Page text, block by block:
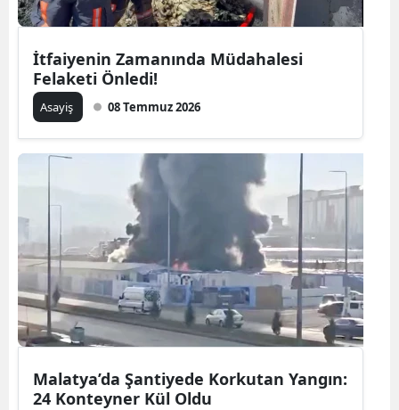
İtfaiyenin Zamanında Müdahalesi
Felaketi Önledi!
Asayiş 08 Temmuz 2026
Malatya’da Şantiyede Korkutan Yangın:
24 Konteyner Kül Oldu